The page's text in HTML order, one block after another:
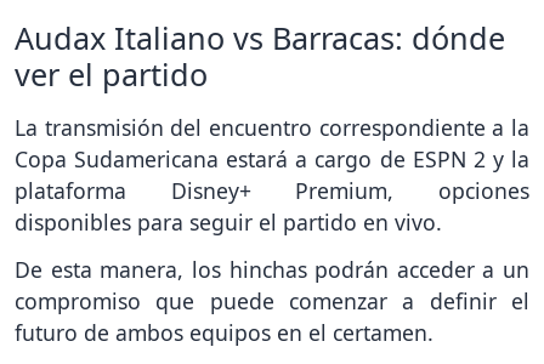
Audax Italiano vs Barracas: dónde
ver el partido
La transmisión del encuentro correspondiente a la
Copa Sudamericana estará a cargo de ESPN 2 y la
plataforma Disney+ Premium, opciones
disponibles para seguir el partido en vivo.
De esta manera, los hinchas podrán acceder a un
compromiso que puede comenzar a definir el
futuro de ambos equipos en el certamen.